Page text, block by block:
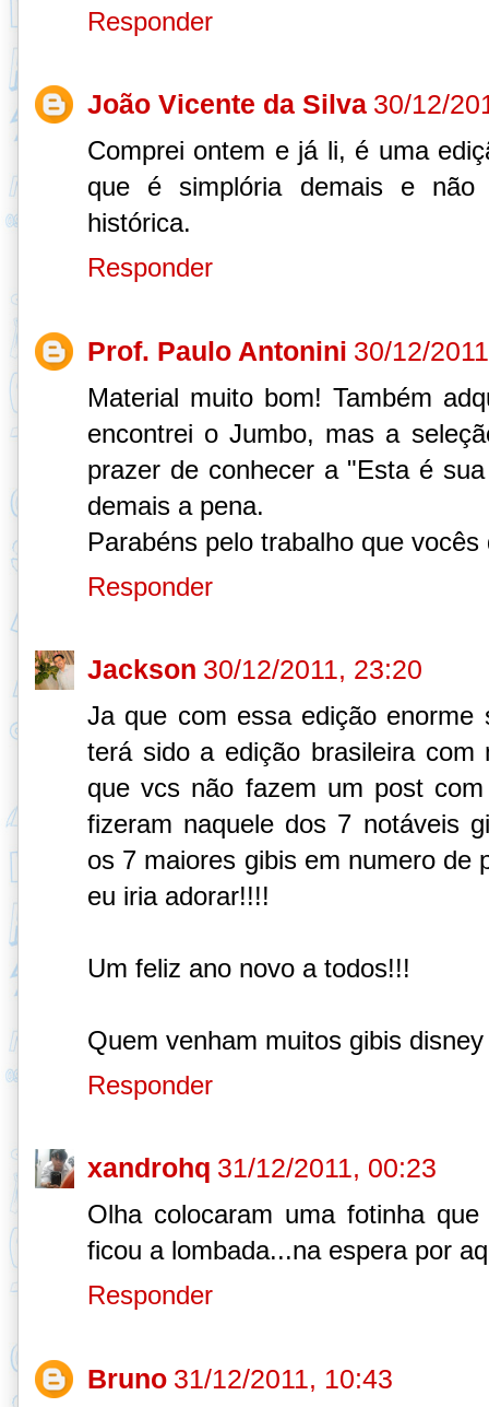
Responder
João Vicente da Silva 30/12/
Comprei ontem e já li, é uma
que é simplória demais e
histórica.
Responder
Prof. Paulo Antonini 30/12/
Material muito bom! Também
encontrei o Jumbo, mas a
prazer de conhecer a "Esta é
demais a pena.
Parabéns pelo trabalho que
Responder
Jackson 30/12/2011, 23:20
Ja que com essa edição
terá sido a edição brasileira com
que vcs não fazem um post
fizeram naquele dos 7 notáveis
os 7 maiores gibis em numero de
eu iria adorar!!!!
Um feliz ano novo a todos!!!
Quem venham muitos gibis
Responder
xandrohq 31/12/2011, 00:23
Olha colocaram uma fotinha
ficou a lombada...na espera por
Responder
Bruno 31/12/2011, 10:43